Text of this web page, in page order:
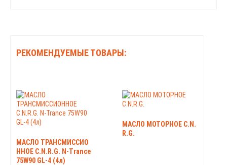
РЕКОМЕНДУЕМЫЕ ТОВАРЫ:
МАСЛО ТРАНСМИССИО
ННОЕ C.N.R.G. N-Trance
75W90 GL-4 (4л)
МАСЛО МОТОРНОЕ C.N.
R.G.